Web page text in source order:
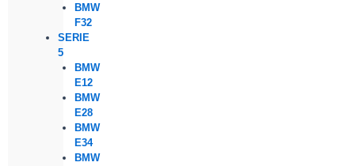
BMW
F32
SERIE
5
BMW
E12
BMW
E28
BMW
E34
BMW